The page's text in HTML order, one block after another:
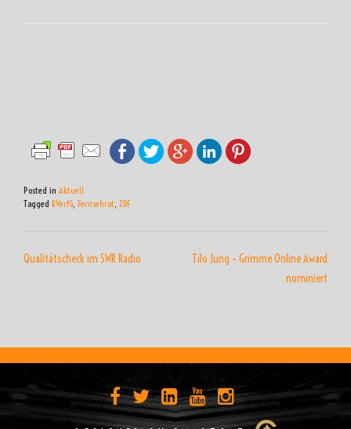
Posted in Aktuell
Tagged BVerfG, Fernsehrat, ZDF
Qualitätscheck im SWR Radio
Tilo Jung – Grimme Online Award
nominiert